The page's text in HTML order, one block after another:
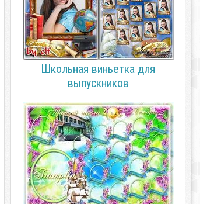
Школьная виньетка для
выпускников